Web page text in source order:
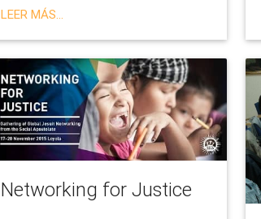
LEER MÁS...
Networking for Justice